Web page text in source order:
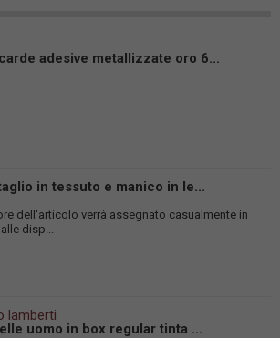
adesive metallizzate oro 6...
in tessuto e manico in le...
dell'articolo verrà assegnato casualmente in
disp...
lamberti
uomo in box regular tinta ...